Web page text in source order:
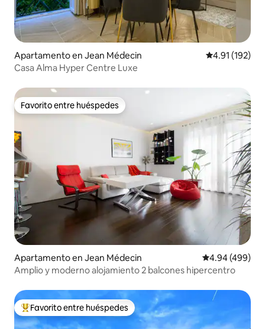
Apartamento en Jean Médecin Calificación
4.91 (192)
Casa Alma Hyper Centre Luxe
Favorito entre huéspedes
Favorito entre huéspedes
Apartamento en Jean Médecin Calificación
4.94 (499)
Amplio y moderno alojamiento 2 balcones hipercentro
Favorito entre huéspedes preferido
Favorito entre huéspedes